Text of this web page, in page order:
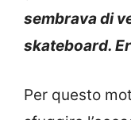
sembrava di
skateboard.
Per questo